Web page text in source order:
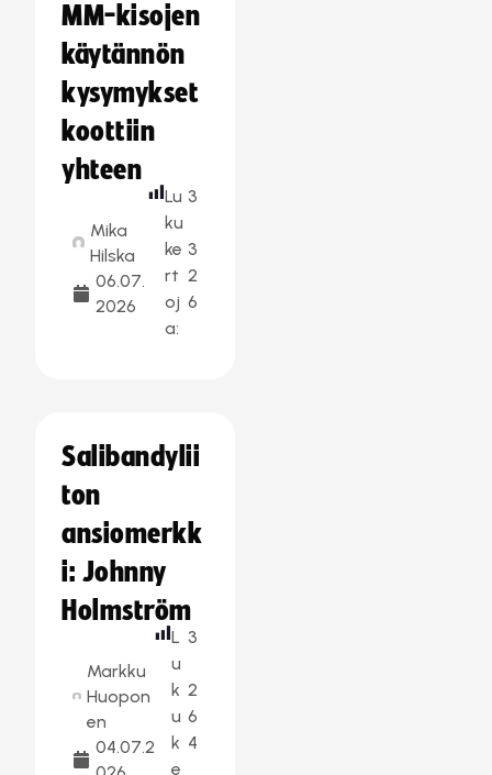
MM-kisojen
käytännön
kysymykset
koottiin
yhteen
Mika
Hilska
06.07.
2026
Lu
ku
ke
rt
oj
a:
3
3
2
6
Salibandylii
ton
ansiomerkk
i: Johnny
Holmström
Markku
Huopon
en
04.07.2
L
u
k
u
k
e
3
2
6
4